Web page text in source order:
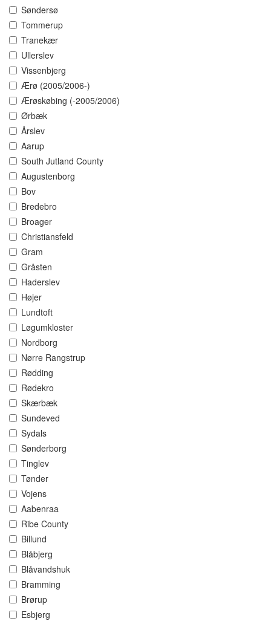
Søndersø
Tommerup
Tranekær
Ullerslev
Vissenbjerg
Ærø (2005/2006-)
Ærøskøbing (-2005/2006)
Ørbæk
Årslev
Aarup
South Jutland County
Augustenborg
Bov
Bredebro
Broager
Christiansfeld
Gram
Gråsten
Haderslev
Højer
Lundtoft
Løgumkloster
Nordborg
Nørre Rangstrup
Rødding
Rødekro
Skærbæk
Sundeved
Sydals
Sønderborg
Tinglev
Tønder
Vojens
Aabenraa
Ribe County
Billund
Blåbjerg
Blåvandshuk
Bramming
Brørup
Esbjerg